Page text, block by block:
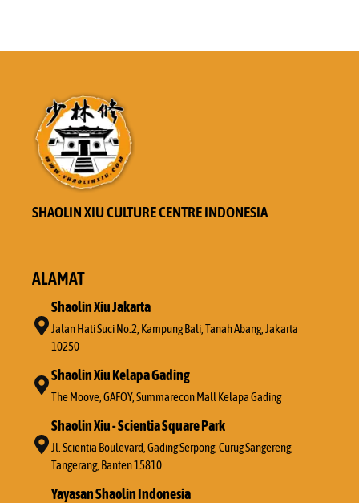
SHAOLIN XIU CULTURE CENTRE INDONESIA
ALAMAT
Shaolin Xiu Jakarta
Jalan Hati Suci No.2, Kampung Bali, Tanah Abang, Jakarta
10250
Shaolin Xiu Kelapa Gading
The Moove, GAFOY, Summarecon Mall Kelapa Gading
Shaolin Xiu - Scientia Square Park
Jl. Scientia Boulevard, Gading Serpong, Curug Sangereng,
Tangerang, Banten 15810
Yayasan Shaolin Indonesia